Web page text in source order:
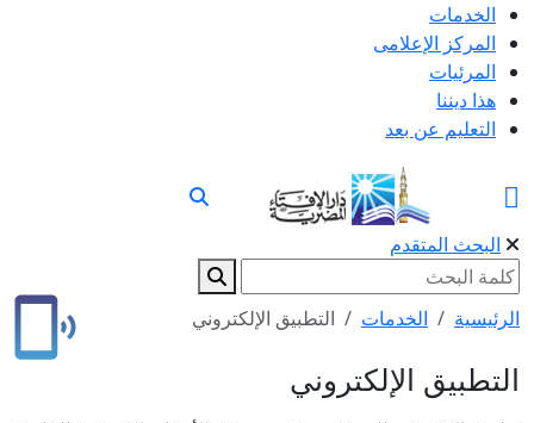
الخدمات
المركز الإعلامى
المرئيات
هذا ديننا
التعليم عن بعد
البحث المتقدم
الرئيسية الخدمات التطبيق الإلكتروني
التطبيق الإلكتروني